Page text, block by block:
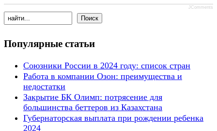
JComments
Популярные статьи
Союзники России в 2024 году: список стран
Работа в компании Озон: преимущества и
недостатки
Закрытие БК Олимп: потрясение для
большинства беттеров из Казахстана
Губернаторская выплата при рождении ребенка
2024